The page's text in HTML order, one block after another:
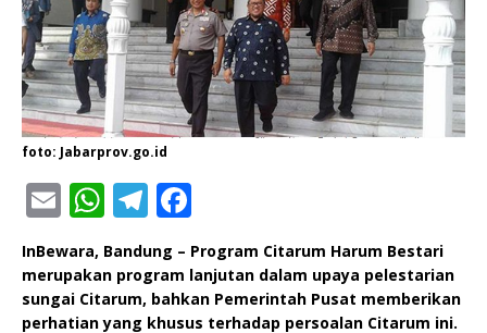
foto: Jabarprov.go.id
E
ai
l
W
h
at
s
T
e
g
a
c
e
InBewara, Bandung – Program Citarum Harum Bestari
merupakan program lanjutan dalam upaya pelestarian
sungai Citarum, bahkan Pemerintah Pusat memberikan
perhatian yang khusus terhadap persoalan Citarum ini.